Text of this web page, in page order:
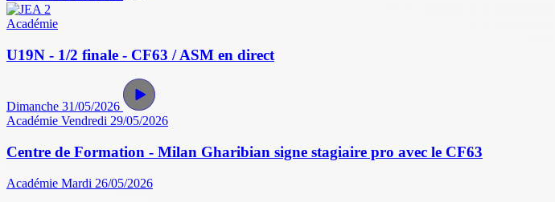
Académie
U19N - 1/2 finale - CF63 / ASM en direct
Dimanche 31/05/2026
Académie Vendredi 29/05/2026
Centre de Formation - Milan Gharibian signe stagiaire pro avec le CF63
Académie Mardi 26/05/2026